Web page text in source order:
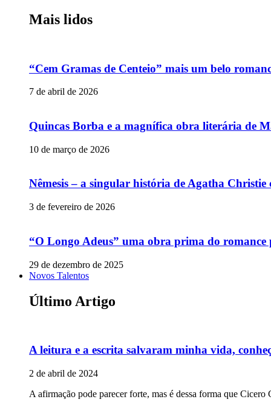
Mais lidos
“Cem Gramas de Centeio” mais um belo
7 de abril de 2026
Quincas Borba e a magnífica obra literária de
10 de março de 2026
Nêmesis – a singular história de Agatha
3 de fevereiro de 2026
“O Longo Adeus” uma obra prima do
29 de dezembro de 2025
Novos Talentos
Último Artigo
A leitura e a escrita salvaram minha vida,
2 de abril de 2024
A afirmação pode parecer forte, mas é dessa forma que